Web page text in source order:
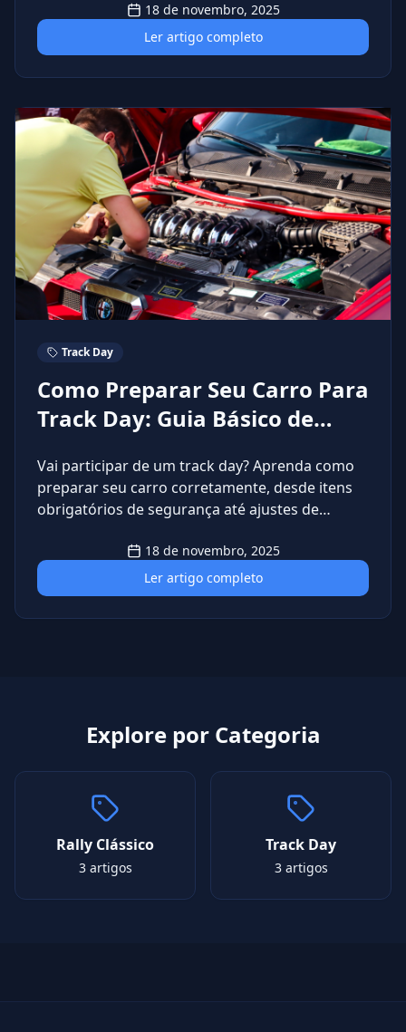
edições realizadas, o nosso Track Day
consolidou-se como um dos principais
encontros de pista para entusiastas
automotivos em São Paulo, fundamentado em
liberdade de acelerar em autódromos
profissionais, mas sem a pressão da
competição.
18 de novembro, 2025
Ler artigo completo
Track Day
Como Preparar Seu Carro Para
Track Day: Guia Básico de
Vai participar de um track day? Aprenda como
preparar seu carro corretamente, desde itens
obrigatórios de segurança até ajustes de
18 de novembro, 2025
Ler artigo completo
Explore por Categoria
Rally Clássico
3 artigos
Track Day
3 artigos